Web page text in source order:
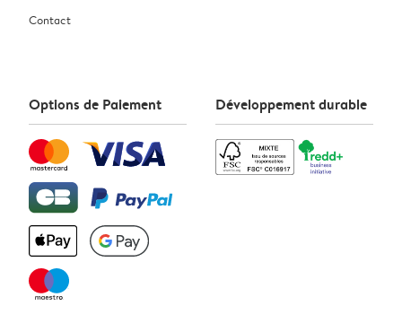
Contact
Options de Paiement Développement durable